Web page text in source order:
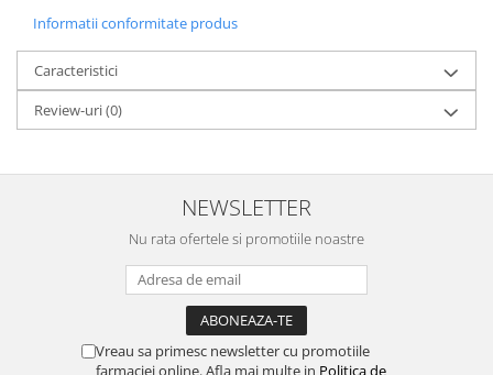
Informatii conformitate produs
Caracteristici
Review-uri(0)
NEWSLETTER
Nu rata ofertele si promotiile noastre
Vreau sa primesc newsletter cu promotiile
farmaciei online. Afla mai multe in Politica de